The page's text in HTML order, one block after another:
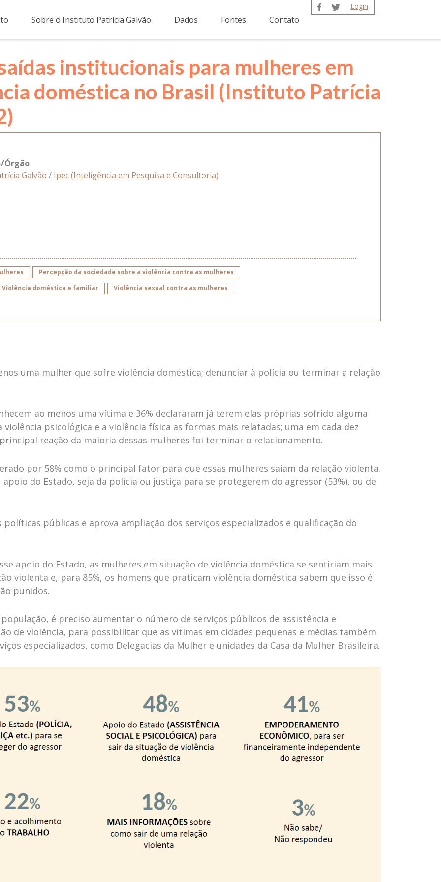
Sobre o Instituto Patrícia Galvão Dados Fontes Contato
Login
institucionais para mulheres em
doméstica no Brasil (Instituto Patrícia
Órgão
Galvão / Ipec (Inteligência em Pesquisa e Consultoria)
Percepção da sociedade sobre a violência contra as mulheres
Violência doméstica e familiar
Violência sexual contra as mulheres
uma mulher que sofre violência doméstica; denunciar à polícia ou terminar a relação
ao menos uma vítima e 36% declararam já terem elas próprias sofrido alguma
psicológica e a violência física as formas mais relatadas; uma em cada dez
reação da maioria dessas mulheres foi terminar o relacionamento.
por 58% como o principal fator para que essas mulheres saiam da relação violenta.
do Estado, seja da polícia ou justiça para se protegerem do agressor (53%), ou de
públicas e aprova ampliação dos serviços especializados e qualificação do
apoio do Estado, as mulheres em situação de violência doméstica se sentiriam mais
violenta e, para 85%, os homens que praticam violência doméstica sabem que isso é
punidos.
é preciso aumentar o número de serviços públicos de assistência e
de violência, para possibilitar que as vítimas em cidades pequenas e médias também
especializados, como Delegacias da Mulher e unidades da Casa da Mulher Brasileira.